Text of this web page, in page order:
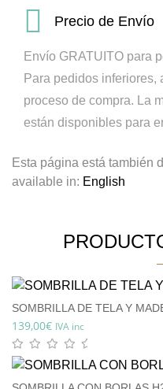
Precio de Envío
Envío GRATUITO para
Para pedidos inferiores,
proceso de compra. La
están disponibles para
Esta página está también
available in: English
SOMBRILLA DE TELA Y
139,00€ IVA inc